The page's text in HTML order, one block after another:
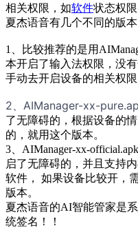
相关权限，如软件状态权
夏杰语音有几个不同的版本
1、比较推荐的是用
本开启了输入法权限，没
手动去开启设备的相关权
2、AIManager-xx-
了无障碍的，根据设备的
的，就用这个版本。
3、AIManager-xx-
启了无障碍的，并且支持
软件， 如果设备比较开，
版本。
夏杰语音的AI智能管家是
统签名！！